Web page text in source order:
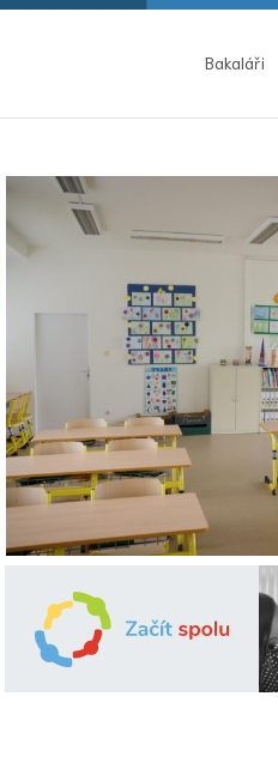
Bakaláři